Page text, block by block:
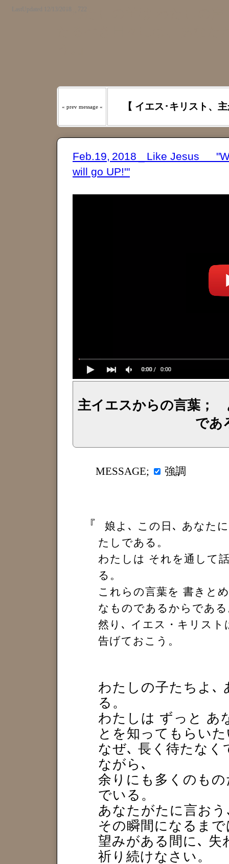
LastUpdated 12/13/2018 _ 722『わたしの羊は わたしの
« prev message « 【 イエス･キリスト、
Feb.19, 2018 _ Like Jesus
will go UP!'"
主イエスからの言葉；
であ
MESSAGE; 強調
『
娘よ､ この日､ あなた
たしである。
わたしは それを通して
る。
これらの言葉を 書きと
なものであるからであ
然り､ イエス・キリス
告げておこう。
わたしの子たちよ､
る。
わたしは ずっと あ
とを知ってもらい
なぜ､ 長く待たな
ながら､
余りにも多くのも
でいる。
あなたがたに言お
その瞬間になるま
望みがある間に､
祈り続けなさい。